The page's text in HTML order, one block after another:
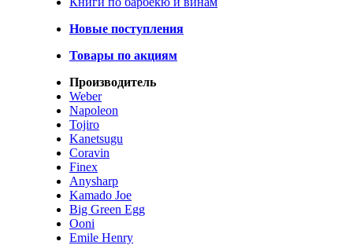
Новые поступления
Товары по акциям
Производитель
Weber
Napoleon
Tojiro
Kanetsugu
Coravin
Finex
Anysharp
Kamado Joe
Big Green Egg
Ooni
Emile Henry